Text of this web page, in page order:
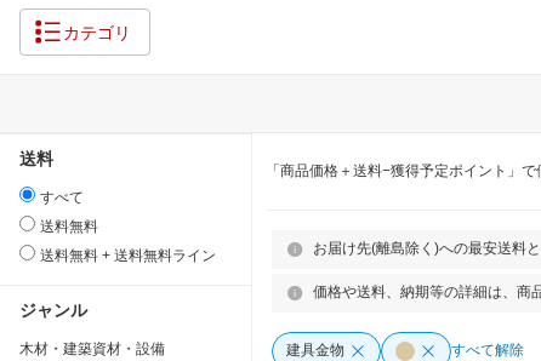
カテゴリ
送料
すべて
送料無料
送料無料 + 送料無料ライン
ジャンル
木材・建築資材・設備
「商品価格＋送料−獲得予定ポイント」
お届け先(離島除く)への最安送料
価格や送料、納期等の詳細は、商
建具金物 すべて解除